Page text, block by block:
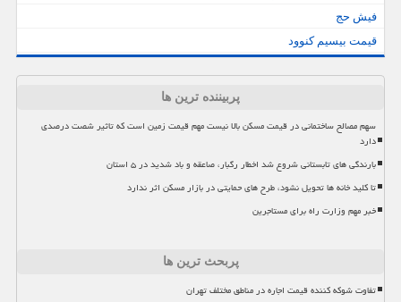
فیش حج
قیمت بیسیم کنوود
پربیننده ترین ها
سهم مصالح ساختمانی در قیمت مسکن بالا نیست مهم قیمت زمین است که تاثیر شصت درصدی
دارد
بارندگی های تابستانی شروع شد اخطار رگبار، صاعقه و باد شدید در ۵ استان
تا کلید خانه ها تحویل نشود، طرح های حمایتی در بازار مسکن اثر ندارد
خبر مهم وزارت راه برای مستاجرین
پربحث ترین ها
تفاوت شوکه کننده قیمت اجاره در مناطق مختلف تهران